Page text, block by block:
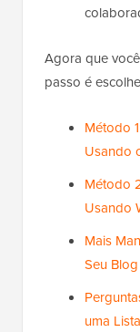
Agora que
passo é
Método
Usando
Método
Usando
Mais
Seu
uma